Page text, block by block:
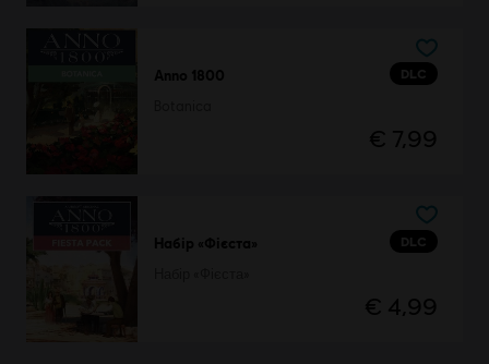
DLC
Anno 1800
€ 7,99
DLC
Набір «Фієста»
€ 4,99